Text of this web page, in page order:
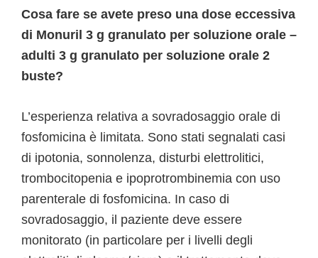
Cosa fare se avete preso una dose eccessiva
di Monuril 3 g granulato per soluzione orale –
adulti 3 g granulato per soluzione orale 2
buste?
L’esperienza relativa a sovradosaggio orale di
fosfomicina è limitata. Sono stati segnalati casi
di ipotonia, sonnolenza, disturbi elettrolitici,
trombocitopenia e ipoprotrombinemia con uso
parenterale di fosfomicina. In caso di
sovradosaggio, il paziente deve essere
monitorato (in particolare per i livelli degli